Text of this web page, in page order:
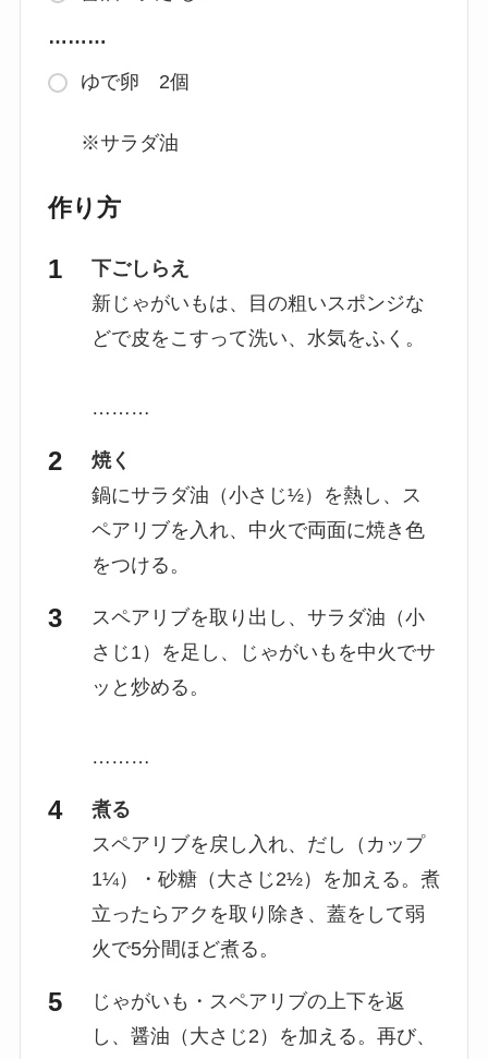
………
ゆで卵 2個
※サラダ油
作り方
下ごしらえ
新じゃがいもは、目の粗いスポンジな
どで皮をこすって洗い、水気をふく。
………
焼く
鍋にサラダ油（小さじ½）を熱し、ス
ペアリブを入れ、中火で両面に焼き色
をつける。
スペアリブを取り出し、サラダ油（小
さじ1）を足し、じゃがいもを中火でサ
ッと炒める。
………
煮る
スペアリブを戻し入れ、だし（カップ
1¼）・砂糖（大さじ2½）を加える。煮
立ったらアクを取り除き、蓋をして弱
火で5分間ほど煮る。
じゃがいも・スペアリブの上下を返
し、醤油（大さじ2）を加える。再び、